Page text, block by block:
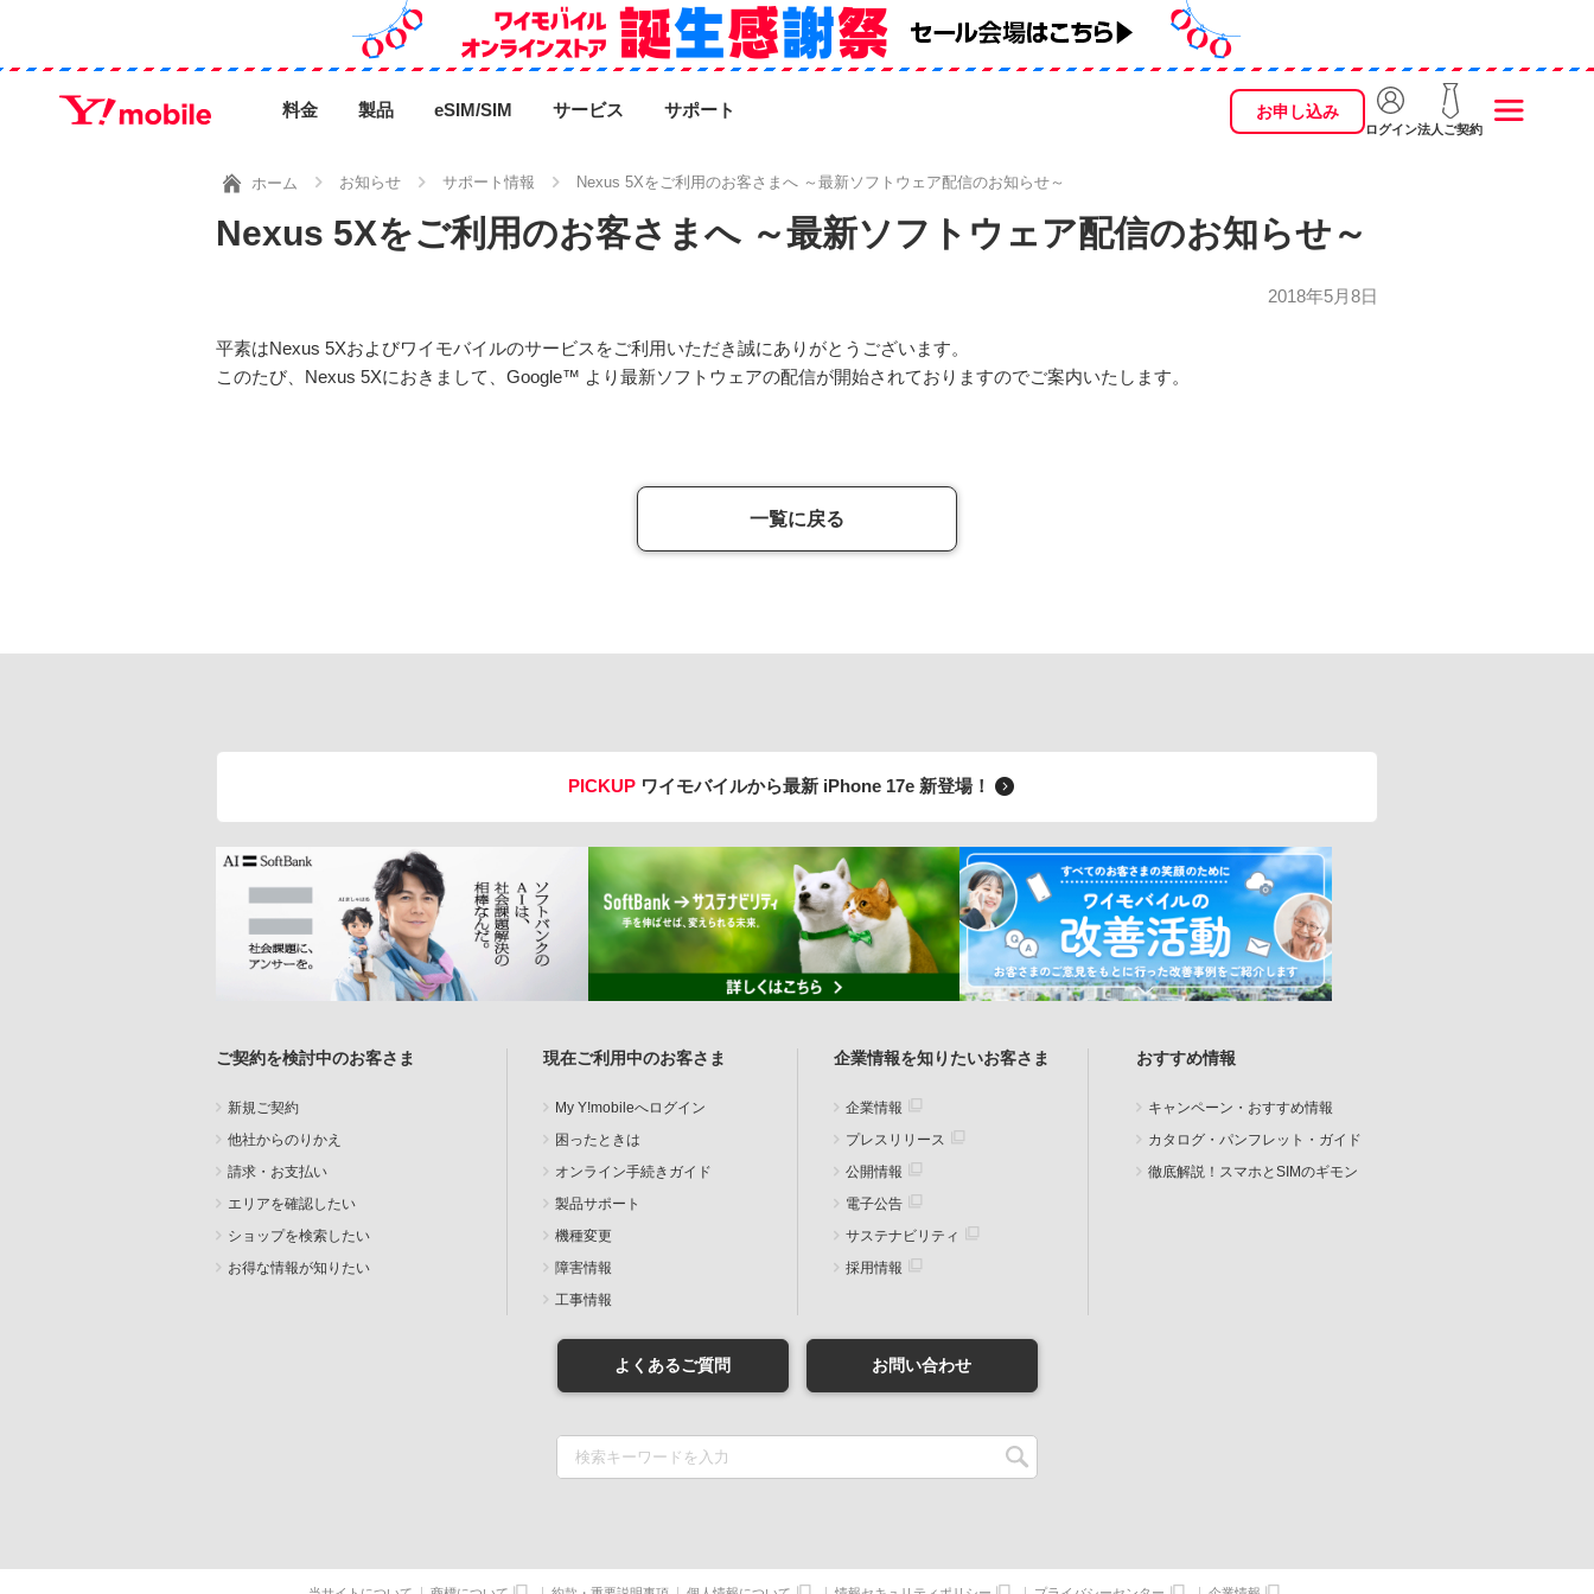
料金 製品 eSIM/SIM サービス サポート お申し込み
ログイン法人ご契約
ホーム お知らせ サポート情報 Nexus 5Xをご利用のお客さまへ ～最新ソフトウェア配信のお知らせ～
Nexus 5Xをご利用のお客さまへ ～最新ソフトウェア配信のお知らせ～
2018年5月8日
平素はNexus 5Xおよびワイモバイルのサービスをご利用いただき誠にありがとうございます。
このたび、Nexus 5Xにおきまして、Google™ より最新ソフトウェアの配信が開始されておりますのでご案内いたします。
一覧に戻る
PICKUP ワイモバイルから最新 iPhone 17e 新登場！
ご契約を検討中のお客さま
新規ご契約
他社からのりかえ
請求・お支払い
エリアを確認したい
ショップを検索したい
お得な情報が知りたい
現在ご利用中のお客さま
My Y!mobileへログイン
困ったときは
オンライン手続きガイド
製品サポート
機種変更
障害情報
工事情報
企業情報を知りたいお客さま
企業情報
プレスリリース
公開情報
電子公告
サステナビリティ
採用情報
おすすめ情報
キャンペーン・おすすめ情報
カタログ・パンフレット・ガイド
徹底解説！スマホとSIMのギモン
よくあるご質問 お問い合わせ